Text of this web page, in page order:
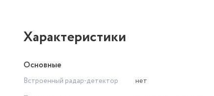
Характеристики
Основные
Встроенный радар-детектор
нет